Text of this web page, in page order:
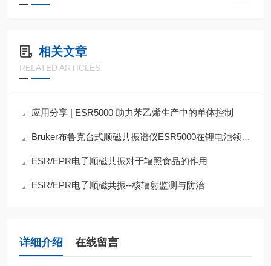
相关文章
RELATED ARTICLES
应用分享 | ESR5000 助力苯乙烯生产中的单体控制
Bruker布鲁克台式顺磁共振谱仪ESR5000在锂电池领域的应用
ESR/EPR电子顺磁共振对于辐照食品的作用
ESR/EPR电子顺磁共振--核辐射监测与防治
详细介绍 在线留言